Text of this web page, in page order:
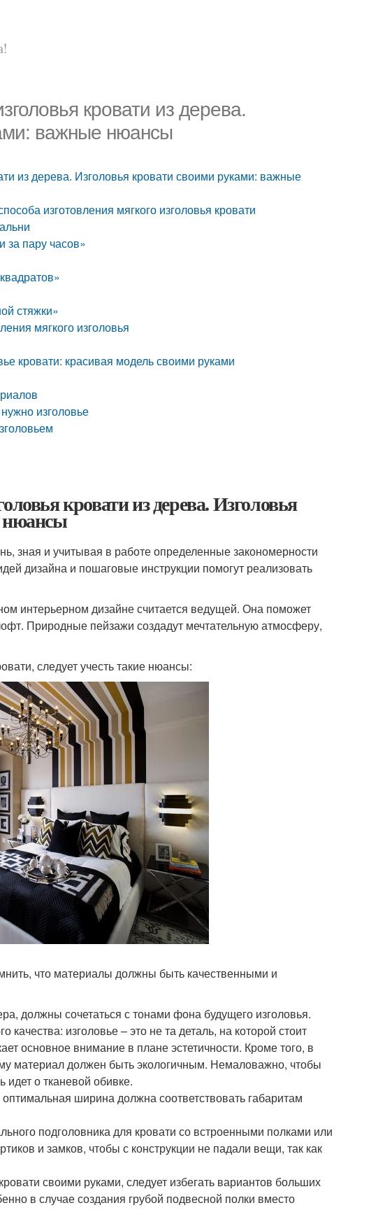
кровати из дерева.
важные нюансы
из дерева. Изголовья кровати своими руками: важные
изготовления мягкого изголовья кровати
за пару часов»
стяжки»
мягкого изголовья
кровати: красивая модель своими руками
изголовье
кровати из дерева. Изголовья
нюансы
зная и учитывая в работе определенные закономерности
дизайна и пошаговые инструкции помогут реализовать
интерьерном дизайне считается ведущей. Она поможет
Природные пейзажи создадут мечтательную атмосферу,
следует учесть такие нюансы:
что материалы должны быть качественными и
должны сочетаться с тонами фона будущего изголовья.
качества: изголовье – это не та деталь, на которой стоит
основное внимание в плане эстетичности. Кроме того, в
материал должен быть экологичным. Немаловажно, чтобы
о тканевой обивке.
ширина должна соответствовать габаритам
подголовника для кровати со встроенными полками или
и замков, чтобы с конструкции не падали вещи, так как
своими руками, следует избегать вариантов больших
в случае создания грубой подвесной полки вместо